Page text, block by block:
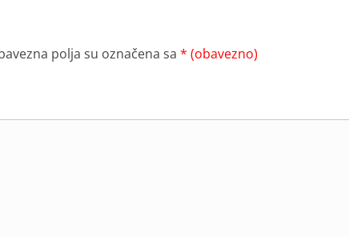
polja su označena sa * (obavezno)